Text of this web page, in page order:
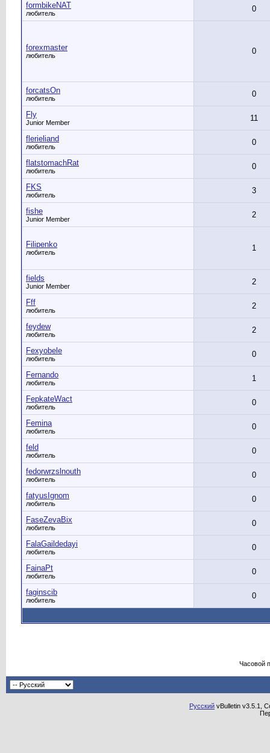
formbikeNAT
любитель 0
forexmaster
любитель 0
forcatsOn
любитель 0
Fly
Junior Member 11
flerieliand
любитель 0
flatstomachRat
любитель 0
FKS
любитель 3
fishe
Junior Member 2
Filipenko
любитель 1
fields
Junior Member 2
Fff
любитель 2
feydew
любитель 2
Fexyobele
любитель 0
Fernando
любитель 1
FepkateWact
любитель 0
Femina
любитель 0
feld
любитель 0
fedorwrzslnouth
любитель 0
fatyusIgnom
любитель 0
FaseZevaBix
любитель 0
FalaGaildedayi
любитель 0
FainaPt
любитель 0
faginscib
любитель 0
Часовой
Русский vBulletin v3.5.1,